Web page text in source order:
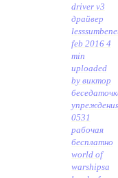
driver v3
драйвер
feb 2016 4
min
uploaded
by виктор
0531
рабочая
бесплатно
world of
warshipsa